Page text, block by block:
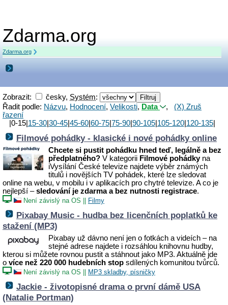
Zdarma.org
Zdarma.org
Zobrazit: česky, Systém:
Řadit podle: Názvu, Hodnocení, Velikosti, Data , (X) Zruš
řazení
|0-15| 15-30| 30-45| 45-60| 60-75| 75-90| 90-105| 105-120| 120-135|
Filmové pohádky - klasické i nové pohádky online
Chcete si pustit pohádku hned teď, legálně a bez
předplatného? V kategorii Filmové pohádkyna
iVysílání České televize najdete výběr známých
titulů i novějších TV pohádek, které lze sledovat
online na webu, v mobilu i v aplikacích pro chytré televize. A co je
nejlepší –sledování je zdarma a bez nutnosti registrace.
Není závislý na OS Filmy
Pixabay Music - hudba bez licenčních poplatků ke
stažení (MP3)
Pixabay už dávno není jen o fotkách a videích – na
stejné adrese najdete i rozsáhlou knihovnu hudby,
kterou si můžete rovnou pustit a stáhnout jako MP3. Aktuálně jde
o více než 220 000 hudebních stop sdílených komunitou tvůrců.
Není závislý na OS MP3 skladby, písničky
Jackie - životopisné drama o první dámě USA
(Natalie Portman)